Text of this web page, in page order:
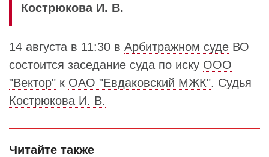
Кострюкова И. В.
14 августа в 11:30 в Арбитражном суде ВО
состоится заседание суда по иску ООО
"Вектор" к ОАО "Евдаковский МЖК". Судья
Кострюкова И. В.
Читайте также